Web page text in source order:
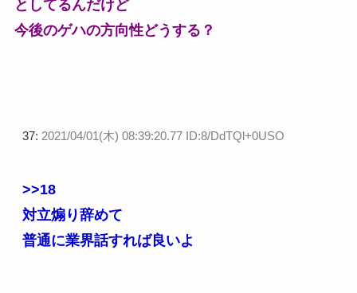
としてるんだけど
今後のゲハの方向性どうする？
37: 2021/04/01(木) 08:39:20.77 ID:8/DdTQl+0USO
>>18
対立煽り辞めて
普通に業界話すれば良いよ